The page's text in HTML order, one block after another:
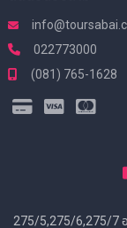
022773000
(081) 765-1628
275/5,275/6,275/7 อ